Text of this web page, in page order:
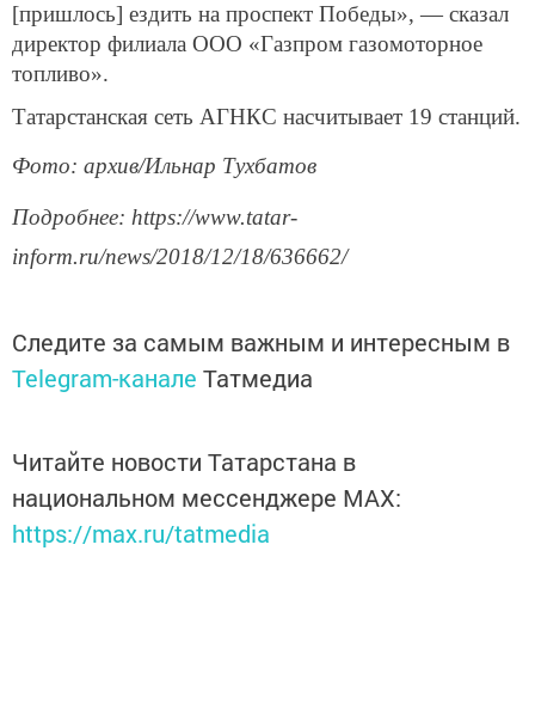
[пришлось] ездить на проспект Победы», — сказал
директор филиала ООО «Газпром газомоторное
топливо».
Татарстанская сеть АГНКС насчитывает 19 станций.
Фото: архив/Ильнар Тухбатов
Подробнее: https://www.tatar-
inform.ru/news/2018/12/18/636662/
Следите за самым важным и интересным в
Telegram-канале Татмедиа
Читайте новости Татарстана в
национальном мессенджере MАХ:
https://max.ru/tatmedia